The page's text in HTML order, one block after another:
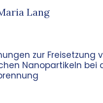
Lang
zur Freisetzung
Nanopartikeln bei